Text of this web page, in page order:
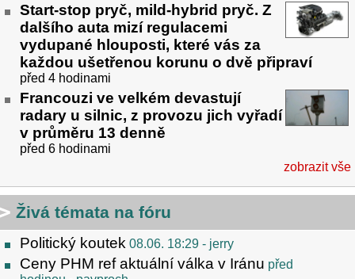
Start-stop pryč, mild-hybrid pryč. Z
dalšího auta mizí regulacemi
vydupané hlouposti, které vás za
každou ušetřenou korunu o dvě připraví
před 4 hodinami
Francouzi ve velkém devastují
radary u silnic, z provozu jich vyřadí
v průměru 13 denně
před 6 hodinami
zobrazit vše
Živá témata na fóru
Politický koutek 08.06. 18:29 - jerry
Ceny PHM ref aktuální válka v Iránu před